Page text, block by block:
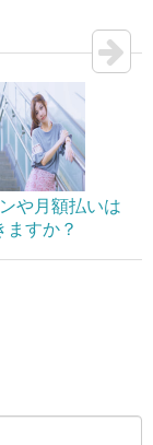
や月額払いは
ますか？